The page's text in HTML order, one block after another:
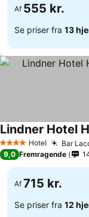
Af 555 kr.
Se priser fra 13
4 StjernerHotel Bar
9,0 Fremragende
Af 715 kr.
Se priser fra 12